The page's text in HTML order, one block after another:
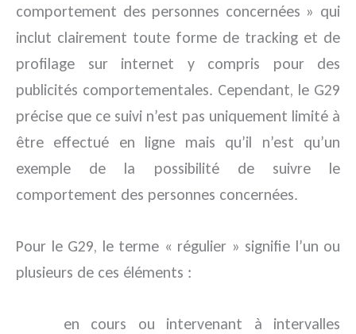
comportement des personnes concernées » qui
inclut clairement toute forme de tracking et de
profilage sur internet y compris pour des
publicités comportementales. Cependant, le G29
précise que ce suivi n’est pas uniquement limité à
être effectué en ligne mais qu’il n’est qu’un
exemple de la possibilité de suivre le
comportement des personnes concernées.
Pour le G29, le terme « régulier » signifie l’un ou
plusieurs de ces éléments :
en cours ou intervenant à intervalles